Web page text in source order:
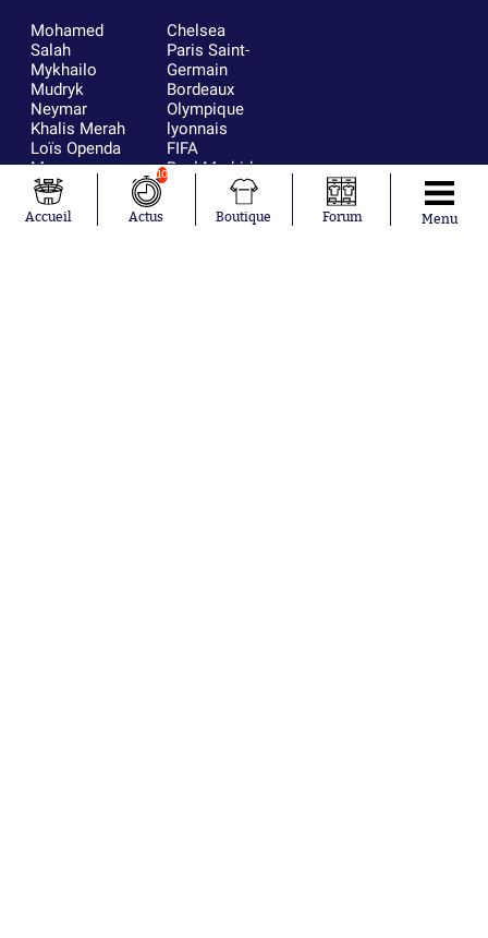
Mohamed
Salah
Mykhailo
Mudryk
Neymar
Khalis Merah
Loïs Openda
Moussa
Niakhaté
Nicolás
Tagliafico
Chelsea
Paris Saint-
Germain
Bordeaux
Olympique
lyonnais
FIFA
Real Madrid
RC Strasbourg
AC Milan
France
Accueil
10
Actus Boutique Forum Menu